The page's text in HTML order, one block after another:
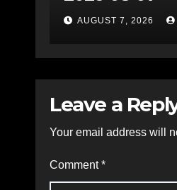
AUGUST 7, 2026
Leave a
Your email address will
Comment*